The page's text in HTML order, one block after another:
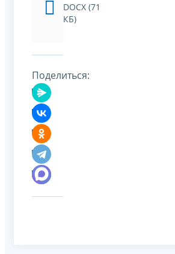
DOCX (71
КБ)
Поделиться: